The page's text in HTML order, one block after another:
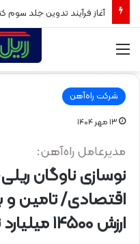
شرکت راه‌آهن
۱۳ مهر ۱۴۰۴
مدیرعامل راه‌آهن:
نوسازی ناوگان
اقتصادی/ تامین و
ارزش ۱۴۵۰۰ میلیارد تومان